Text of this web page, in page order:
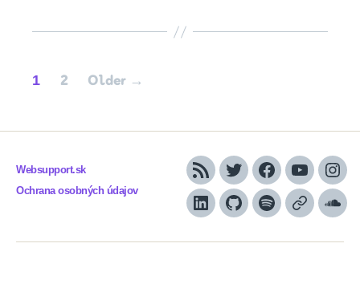
Posts
1 2 Older →
Websupport.sk
Ochrana osobných údajov
RSS TwitterFacebook
YouTube
LinkedInGitHubSpotifyApple